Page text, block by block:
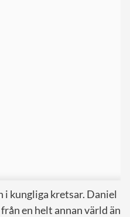
i kungliga kretsar. Daniel
en helt annan värld än